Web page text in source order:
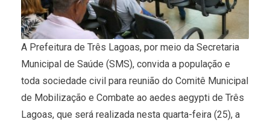
A Prefeitura de Três Lagoas, por meio da Secretaria
Municipal de Saúde (SMS), convida a população e
toda sociedade civil para reunião do Comitê Municipal
de Mobilização e Combate ao aedes aegypti de Três
Lagoas, que será realizada nesta quarta-feira (25), a